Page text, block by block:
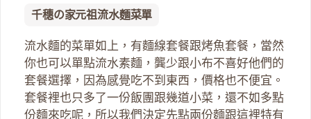
千穗の家元祖流水麵菜單
流水麵的菜單如上，有麵線套餐跟烤魚套餐，當然
你也可以單點流水素麵，龔少跟小布不喜好他們的
套餐選擇，因為感覺吃不到東西，價格也不便宜。
套餐裡也只多了一份飯團跟幾道小菜，還不如多點
份麵來吃呢，所以我們決定先點兩份麵跟這裡特有